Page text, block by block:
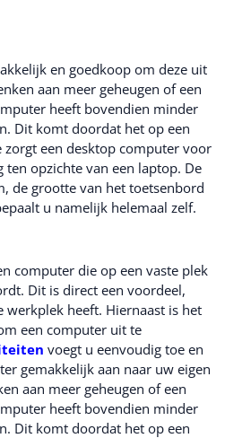
en goedkoop om deze uit
aan meer geheugen of een
heeft bovendien minder
Dit komt doordat het op een
zorgt een desktop computer voor
opzichte van een laptop. De
de grootte van het toetsenbord
u namelijk helemaal zelf.
computer die op een vaste plek
Dit is direct een voordeel,
heeft. Hiernaast is het
een computer uit te
voegt u eenvoudig toe en
gemakkelijk aan naar uw eigen
aan meer geheugen of een
heeft bovendien minder
Dit komt doordat het op een